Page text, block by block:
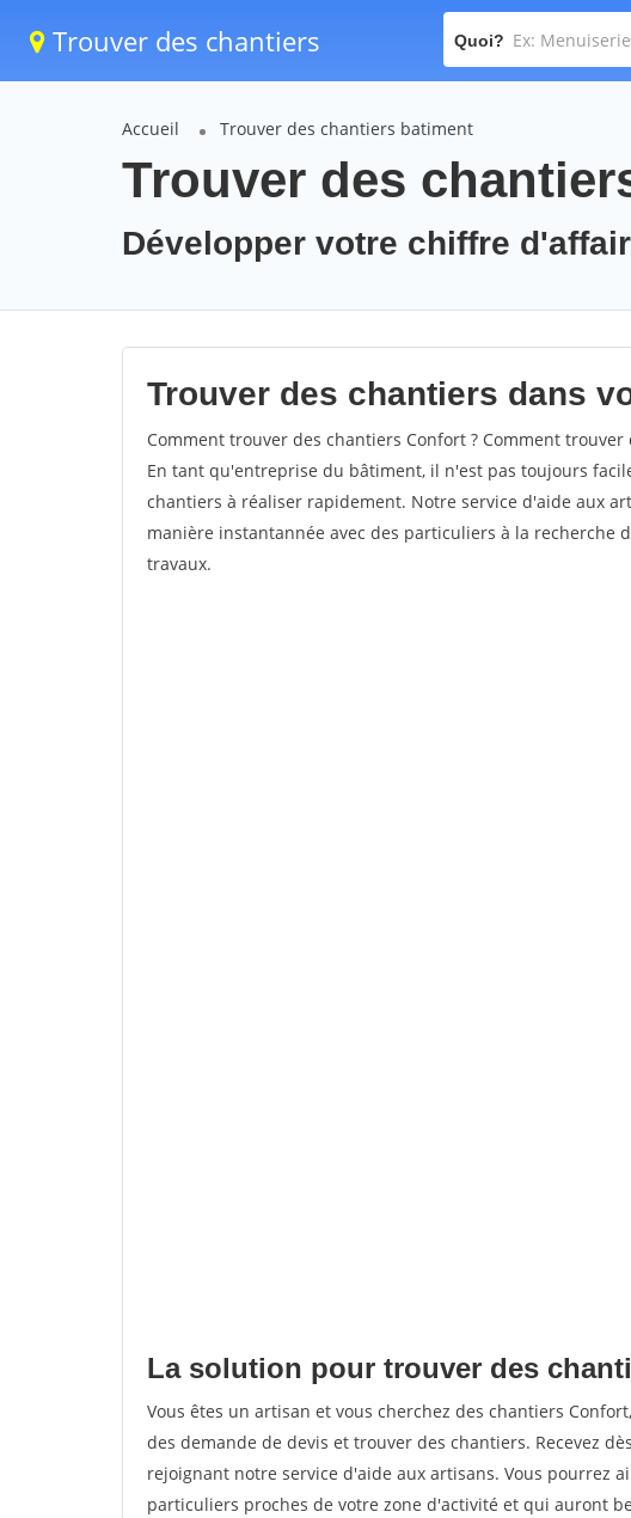
Trouver des chantiers Quoi?
Accueil Trouver des chantiers batiment
Trouver des
Développer votre chiffre
Trouver des chantiers dans
Comment trouver des chantiers Confort ? Comment
En tant qu'entreprise du bâtiment, il n'est pas toujours
chantiers à réaliser rapidement. Notre service d'aide aux
manière instantannée avec des particuliers à la recherche
travaux.
La solution pour trouver des
Vous êtes un artisan et vous cherchez des chantiers
des demande de devis et trouver des chantiers. Recevez
rejoignant notre service d'aide aux artisans. Vous pourrez
particuliers proches de votre zone d'activité et qui auront